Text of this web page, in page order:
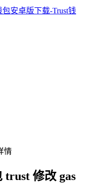
情
修改 gas